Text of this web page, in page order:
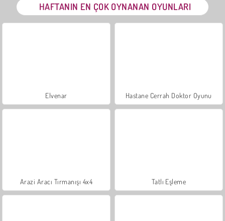
HAFTANIN EN ÇOK OYNANAN OYUNLARI
Elvenar Hastane Cerrah Doktor Oyunu
Arazi Aracı Tırmanışı 4x4 Tatlı Eşleme